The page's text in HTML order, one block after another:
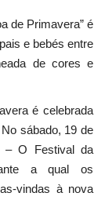
de Primavera” é
e bebés entre
de cores e
é celebrada
sábado, 19 de
– O Festival da
a qual os
vindas à nova